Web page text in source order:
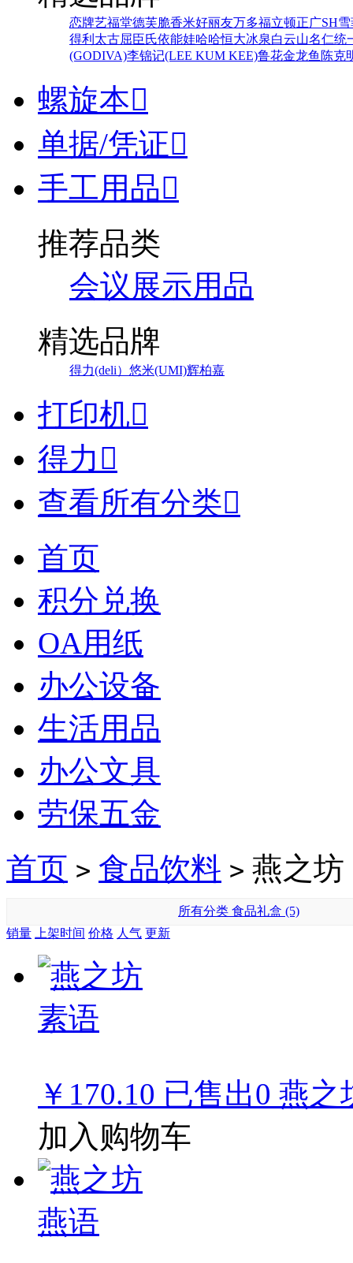
恋牌艺福堂德芙脆香米好丽友万多福立顿正广SH
得利 太古屈臣氏依能娃哈哈恒大冰泉白云山名仁统
(GODIVA)李锦记(LEE KUM KEE)鲁花金龙鱼 陈克
螺旋本
单据/凭证
手工用品
推荐品类
会议展示用品
精选品牌
得力(deli） 悠米(UMI)辉柏嘉
打印机
得力 
查看所有分类
首页
积分兑换
OA用纸
办公设备
生活用品
办公文具
劳保五金
首页 > 食品饮料 > 燕之坊
所有分类 食品礼盒 (5)
销量
上架时间 价格 人气 更新
￥170.10 已售出0 燕之
加入购物车